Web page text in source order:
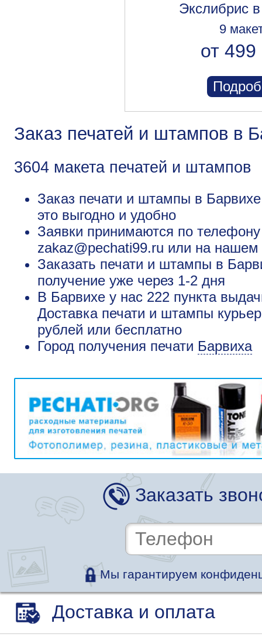
Экслибрис
9
от 499
Заказ печатей и штампов в
3604 макета печатей и штампов
Заказ печати и штампы в
это выгодно и удобно
Заявки принимаются по
zakaz@pechati99.ru или на нашем
Заказать печати и штампы в
получение уже через 1-2 дня
В Барвихе у нас 222 пункта
Доставка печати и штампы
рублей или бесплатно
Город получения печати Барвиха
Заказать
Мы гарантируем
Доставка и оплата